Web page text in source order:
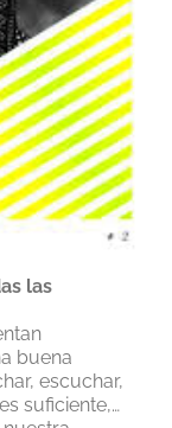
las
buena
escuchar,
suficiente,…